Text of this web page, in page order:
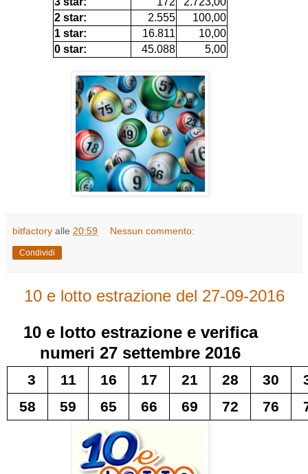
2 star:
2.555
100,00
1 star:
16.811
10,00
0 star:
45.088 5,00
bitfactory alle 20:59 Nessun commento:
Condividi
10 e lotto estrazione del 27-09-2016
10 e lotto estrazione e verifica
numeri 27 settembre 2016
3 11 16 17 21 28 30
58
59 65 66 69 72 76